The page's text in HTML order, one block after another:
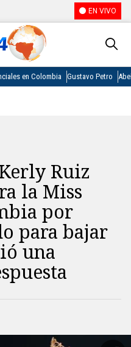
EN VIVO
en Colombia Gustavo Petro
Ruiz
la Miss
por
para bajar
una